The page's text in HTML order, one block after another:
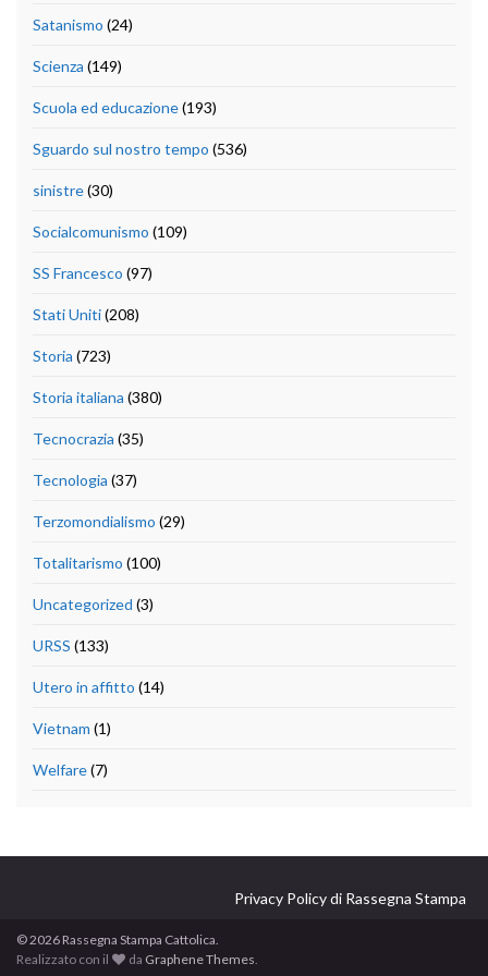
Satanismo (24)
Scienza (149)
Scuola ed educazione(193)
Sguardo sul nostro tempo (536)
sinistre(30)
Socialcomunismo (109)
SS Francesco (97)
Stati Uniti(208)
Storia (723)
Storia italiana (380)
Tecnocrazia (35)
Tecnologia (37)
Terzomondialismo (29)
Totalitarismo (100)
Uncategorized (3)
URSS (133)
Utero in affitto (14)
Vietnam (1)
Welfare(7)
Privacy Policy di Rassegna Stampa
© 2026 Rassegna Stampa Cattolica.
Realizzato con il
da Graphene Themes.